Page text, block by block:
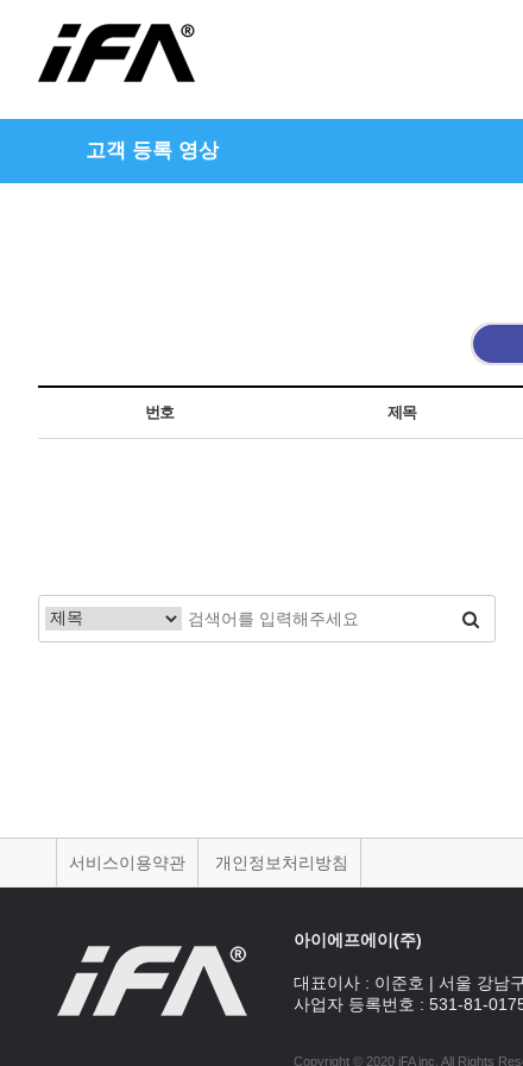
고객 등록 영상
번호 제목
서비스이용약관 개인정보처리방침
아이에프에이(주)
대표이사 : 이준호 | 서울 강남
사업자 등록번호 : 531-81-
Copyright © 2020 iFA inc . All Rights